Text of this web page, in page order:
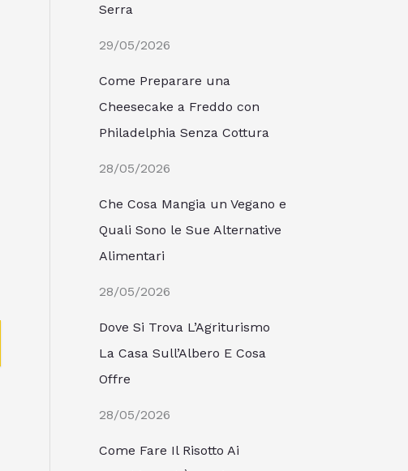
Serra
29/05/2026
Come Preparare una
Cheesecake a Freddo con
Philadelphia Senza Cottura
28/05/2026
Che Cosa Mangia un Vegano e
Quali Sono le Sue Alternative
Alimentari
28/05/2026
Dove Si Trova L’Agriturismo
La Casa Sull’Albero E Cosa
Offre
28/05/2026
Come Fare Il Risotto Ai